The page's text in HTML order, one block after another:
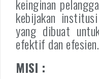
keinginan
kebijakan
yang dibuat
efektif dan efesien.
MISI :